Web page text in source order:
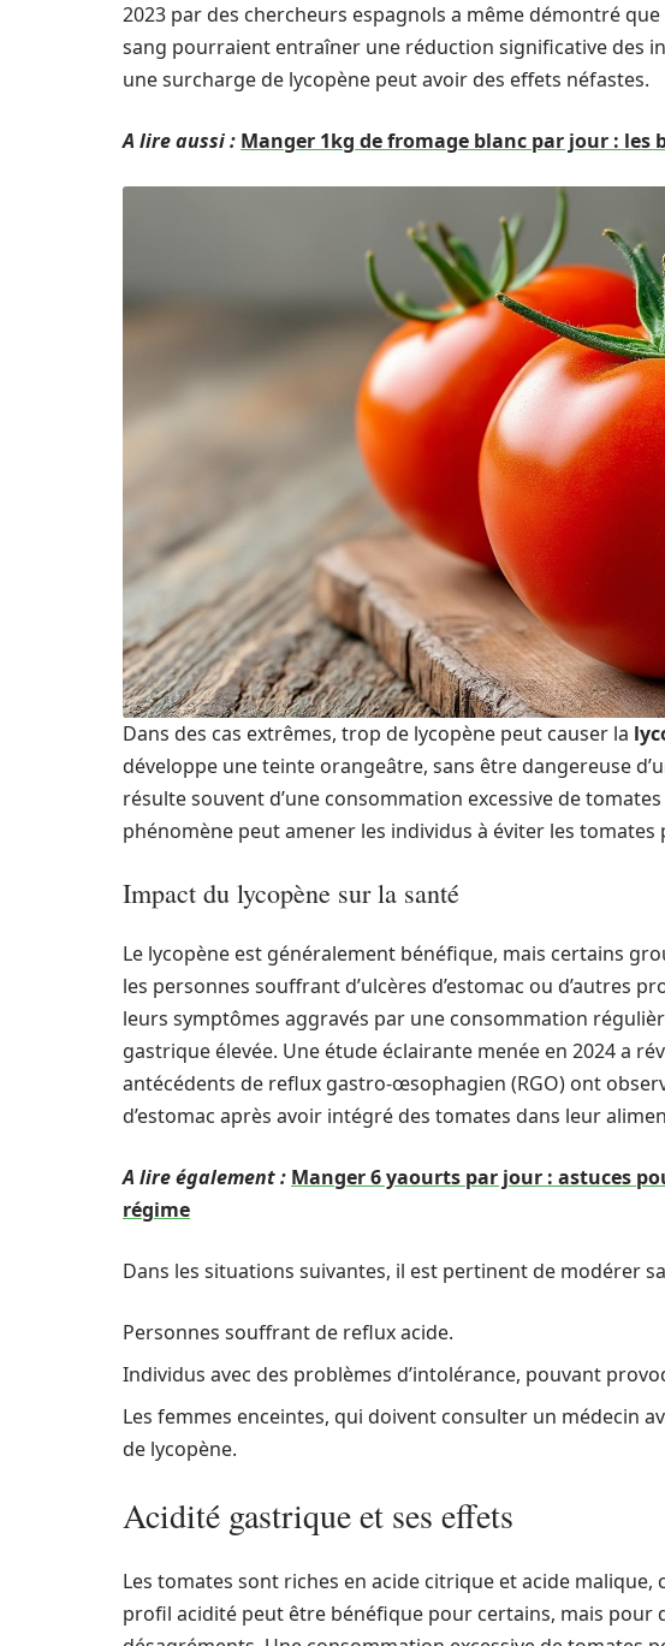
2023 par des chercheurs espagnols a même démontré
sang pourraient entraîner une réduction significative des
une surcharge de lycopène peut avoir des effets néfastes.
A lire aussi : Manger 1kg de fromage blanc par jour :
Dans des cas extrêmes, trop de lycopène peut causer la
développe une teinte orangeâtre, sans être dangereuse
résulte souvent d’une consommation excessive de
phénomène peut amener les individus à éviter les tomates
Impact du lycopène sur la santé
Le lycopène est généralement bénéfique, mais certains
les personnes souffrant d’ulcères d’estomac ou d’autres
leurs symptômes aggravés par une consommation
gastrique élevée. Une étude éclairante menée en 2024 a
antécédents de reflux gastro-œsophagien (RGO) ont
d’estomac après avoir intégré des tomates dans leur
A lire également : Manger 6 yaourts par jour : astuces
régime
Dans les situations suivantes, il est pertinent de modérer
Personnes souffrant de reflux acide.
Individus avec des problèmes d’intolérance, pouvant
Les femmes enceintes, qui doivent consulter un médecin
de lycopène.
Acidité gastrique et ses effets
Les tomates sont riches en acide citrique et acide malique,
profil acidité peut être bénéfique pour certains, mais pour